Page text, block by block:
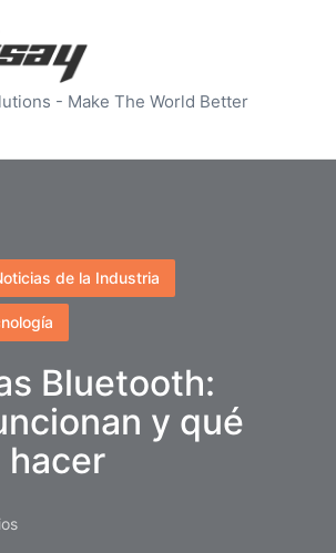
- Make The World Better
de la Industria
Bluetooth:
y qué
hacer